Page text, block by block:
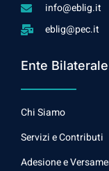
info@eblig.it
eblig@pec.it
Ente Bilaterale
Chi Siamo
Servizi e Contributi
Adesione e